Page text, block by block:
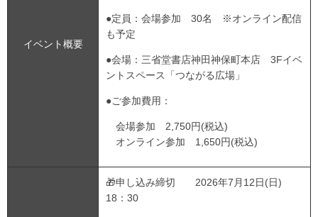
イベント概要
●定員：会場参加 30名 ※オンライン配信
も予定
●会場：三省堂書店神田神保町本店 3Fイベ
ントスペース「つながる広場」
●ご参加費用：
会場参加 2,750円(税込)
オンライン参加 1,650円(税込)
🎁申し込み締切 2026年7月12日(日)
18：30